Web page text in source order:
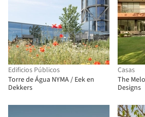
Edificios Públicos
Torre de Água NYMA / Eek en
Dekkers
Casas
The
Designs